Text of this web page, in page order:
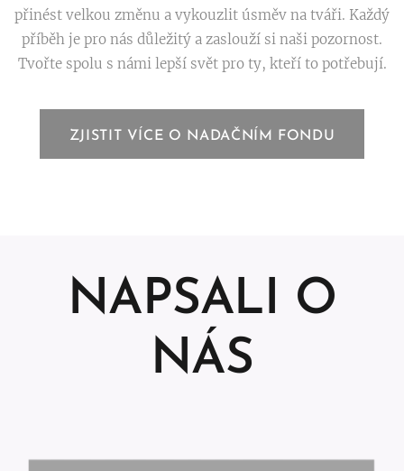
přinést velkou změnu a vykouzlit úsměv na tváři. Každý
příběh je pro nás důležitý a zaslouží si naši pozornost.
Tvořte spolu s námi lepší svět pro ty, kteří to potřebují.
ZJISTIT VÍCE O NADAČNÍM FONDU
NAPSALI O
NÁS